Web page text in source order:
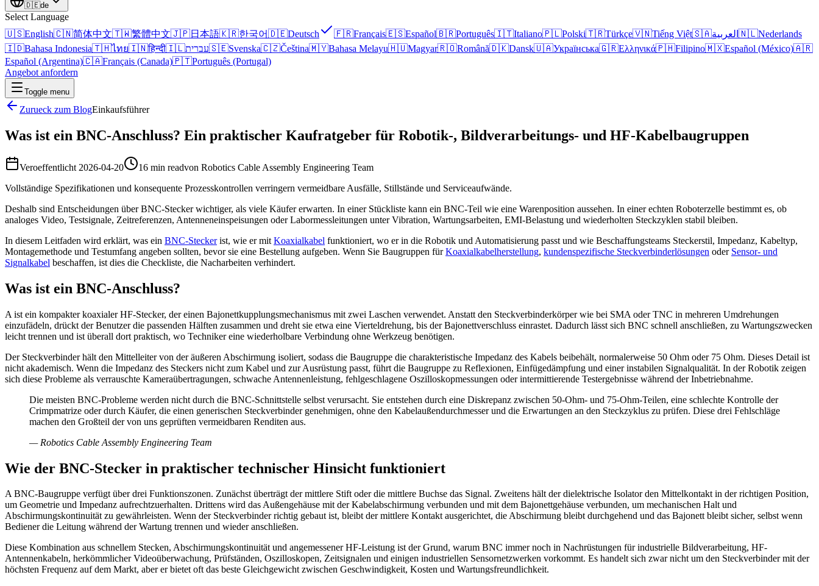
🇩🇪de
Select Language
🇺🇸English🇨🇳简体中文🇹🇼繁體中文🇯🇵日本語🇰🇷한국어🇩🇪Deutsch 🇫🇷Français🇪🇸Español🇧🇷Português🇮🇹Italiano🇵🇱Polski🇹🇷Türkçe🇻🇳Tiếng Việt🇸🇦العربية 🇳🇱Nederlands
🇮🇩Bahasa Indonesia🇹🇭ไทย🇮🇳हिन्दी🇮🇱עברית🇸🇪Svenska🇨🇿Čeština🇲🇾Bahasa Melayu🇭🇺Magyar🇷🇴Română🇩🇰Dansk🇺🇦Українська🇬🇷Ελληνικά🇵🇭Filipino🇲🇽Español (México)🇦🇷
Español (Argentina)🇨🇦Français (Canada)🇵🇹Português (Portugal)
Angebot anfordern
Toggle menu
Zurueck zum BlogEinkaufsführer
Was ist ein BNC-Anschluss? Ein praktischer Kaufratgeber für Robotik-, Bildverarbeitungs- und HF-Kabelbaugruppen
Veroeffentlicht 2026-04-20 16 min readvon Robotics Cable Assembly Engineering Team
Vollständige Spezifikationen und konsequente Prozesskontrollen verringern vermeidbare Ausfälle, Stillstände und Serviceaufwände.
Deshalb sind Entscheidungen über BNC-Stecker wichtiger, als viele Käufer erwarten. In einer Stückliste kann ein BNC-Teil wie eine Warenposition aussehen. In einer echten Roboterzelle bestimmt es, ob
analoges Video, Testsignale, Zeitreferenzen, Antenneneinspeisungen oder Labormessleitungen unter Vibration, Wartungsarbeiten, EMI-Belastung und wiederholten Steckzyklen stabil bleiben.
In diesem Leitfaden wird erklärt, was ein BNC-Steckerist, wie er mit Koaxialkabel funktioniert, wo er in die Robotik und Automatisierung passt und wie Beschaffungsteams Steckerstil, Impedanz, Kabeltyp,
Montagemethode und Testumfang angeben sollten, bevor sie eine Bestellung aufgeben. Wenn Sie Baugruppen fürKoaxialkabelherstellung, kundenspezifische Steckverbinderlösungen oder Sensor- und
Signalkabel beschaffen, ist dies die Checkliste, die Nacharbeiten verhindert.
Was ist ein BNC-Anschluss?
A ist ein kompakter koaxialer HF-Stecker, der einen Bajonettkupplungsmechanismus mit zwei Laschen verwendet. Anstatt den Steckverbinderkörper wie bei SMA oder TNC in mehreren Umdrehungen
einzufädeln, drückt der Benutzer die passenden Hälften zusammen und dreht sie etwa eine Vierteldrehung, bis der Bajonettverschluss einrastet. Dadurch lässt sich BNC schnell anschließen, zu Wartungszwecken
leicht trennen und ist überall dort praktisch, wo Techniker eine wiederholbare Verbindung ohne Werkzeug benötigen.
Der Steckverbinder hält den Mittelleiter von der äußeren Abschirmung isoliert, sodass die Baugruppe die charakteristische Impedanz des Kabels beibehält, normalerweise 50 Ohm oder 75 Ohm. Dieses Detail ist
nicht akademisch. Wenn die Impedanz des Steckers nicht zum Kabel und zur Ausrüstung passt, führt die Baugruppe zu Reflexionen, Einfügedämpfung und einer instabilen Signalqualität. In der Robotik zeigen
sich diese Probleme als verrauschte Kameraübertragungen, schwache Antennenleistung, fehlgeschlagene Oszilloskopmessungen oder intermittierende Testergebnisse während der Inbetriebnahme.
Die meisten BNC-Probleme werden nicht durch die BNC-Schnittstelle selbst verursacht. Sie entstehen durch eine Diskrepanz zwischen 50-Ohm- und 75-Ohm-Teilen, eine schlechte Kontrolle der
Crimpmatrize oder durch Käufer, die einen generischen Steckverbinder genehmigen, ohne den Kabelaußendurchmesser und die Erwartungen an den Steckzyklus zu prüfen. Diese drei Fehlschläge
machen den Großteil der von uns geprüften vermeidbaren Renditen aus.
— Robotics Cable Assembly Engineering Team
Wie der BNC-Stecker in praktischer technischer Hinsicht funktioniert
A BNC-Baugruppe verfügt über drei Funktionszonen. Zunächst überträgt der mittlere Stift oder die mittlere Buchse das Signal. Zweitens hält der dielektrische Isolator den Mittelkontakt in der richtigen Position,
um Geometrie und Impedanz aufrechtzuerhalten. Drittens wird das Außengehäuse mit der Kabelabschirmung verbunden und mit dem Bajonettgehäuse verbunden, um mechanischen Halt und
Abschirmungskontinuität zu gewährleisten. Wenn der Steckverbinder richtig gebaut ist, bleibt der mittlere Kontakt ausgerichtet, die Abschirmung bleibt durchgehend und das Bajonett bleibt sicher, selbst wenn
Bediener die Leitung während der Wartung trennen und wieder anschließen.
Diese Kombination aus schnellem Stecken, Abschirmungskontinuität und angemessener HF-Leistung ist der Grund, warum BNC immer noch in Nachrüstungen für industrielle Bildverarbeitung, HF-
Antennenkabeln, herkömmlicher Videoüberwachung, Prüfständen, Oszilloskopen, Zeitsignalen und einigen industriellen Sensornetzwerken vorkommt. Es handelt sich zwar nicht um den Steckverbinder mit der
höchsten Frequenz auf dem Markt, aber er bietet oft das beste Gleichgewicht zwischen Geschwindigkeit, Kosten und Wartungsfreundlichkeit.